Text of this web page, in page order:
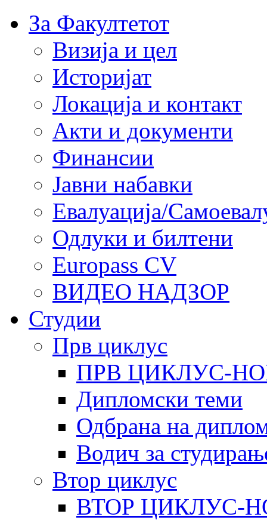
За Факултетот
Визија и цел
Историјат
Локација и контакт
Акти и документи
Финансии
Јавни набавки
Евалуација/
Одлуки и билтени
Europass CV
ВИДЕО НАДЗОР
Студии
Прв циклус
ПРВ ЦИКЛУС-
Дипломски теми
Одбрана на
Водич за
Втор циклус
ВТОР ЦИКЛУС-